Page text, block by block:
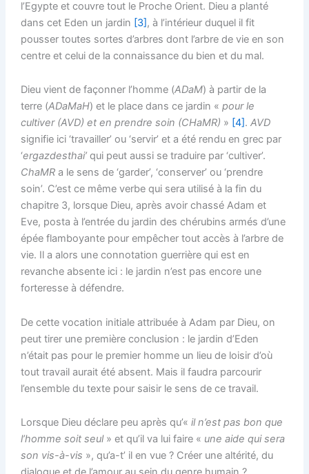
l’Egypte et couvre tout le Proche Orient. Dieu a planté
dans cet Eden un jardin [3], à l’intérieur duquel il fit
pousser toutes sortes d’arbres dont l’arbre de vie en son
centre et celui de la connaissance du bien et du mal.
Dieu vient de façonner l’homme (ADaM) à partir de la
terre (ADaMaH) et le place dans ce jardin « pour le
cultiver (AVD) et en prendre soin (CHaMR) » [4] . AVD
signifie ici ‘travailler’ ou ‘servir’ et a été rendu en grec par
‘ergazdesthai’qui peut aussi se traduire par ‘cultiver’.
ChaMRa le sens de ‘garder’, ‘conserver’ ou ‘prendre
soin’. C’est ce même verbe qui sera utilisé à la fin du
chapitre 3, lorsque Dieu, après avoir chassé Adam et
Eve, posta à l’entrée du jardin des chérubins armés d’une
épée flamboyante pour empêcher tout accès à l’arbre de
vie. Il a alors une connotation guerrière qui est en
revanche absente ici : le jardin n’est pas encore une
forteresse à défendre.
De cette vocation initiale attribuée à Adam par Dieu, on
peut tirer une première conclusion : le jardin d’Eden
n’était pas pour le premier homme un lieu de loisir d’où
tout travail aurait été absent. Mais il faudra parcourir
l’ensemble du texte pour saisir le sens de ce travail.
Lorsque Dieu déclare peu après qu’« il n’est pas bon que
l’homme soit seul» et qu’il va lui faire « une aide qui sera
son vis-à-vis », qu’a-t’ il en vue ? Créer une altérité, du